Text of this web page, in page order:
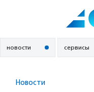
новости сервисы
Новости